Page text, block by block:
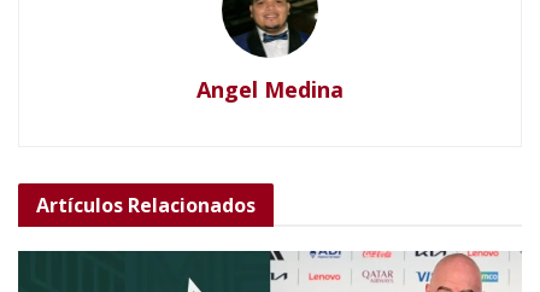
Angel Medina
Artículos Relacionados